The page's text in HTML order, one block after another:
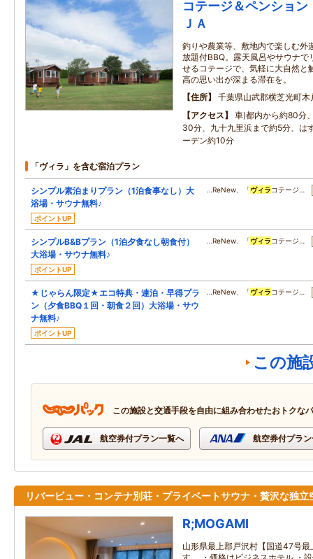
コテージ＆ペンション
ＪＡ
釣りや農業等、敷地内で楽しむ外
放題付BBQ。露天風呂やサウナで
せるコテージで、気軽に大自然と
高の思い出が深まる滞在を。
住所
千葉県山武郡横芝光町
アクセス
車)都内から約80分
30分、九十九里浜まで約5分、は
ーデン約10分
「ヴィラ」を含む宿泊プラン
シンプル素泊まりプラン（1泊食事なし）大
浴場・サウナ無料♪
ポイントUP
…ReNew、「ヴィラコテージ…
シンプルB&Bプラン（1泊夕食なし朝食付）
大浴場・サウナ無料♪
ポイントUP
…ReNew、「ヴィラコテージ…
★じゃらん限定★エコ特典・連泊・早得プラ
ン（夕食BBQ１回・朝食２回）大浴場・サウ
ナ無料♪
ポイントUP
…ReNew、「ヴィラコテージ…
この施
この施設と交通手段を自由に組み合わせたおトクな
航空券付プラン一覧へ 航空券付プラ
リバービュー・コンテナ別荘・プライベートサウナ・贅沢な独立
R;MOGAMI
山形県最上郡戸沢村【国道47号